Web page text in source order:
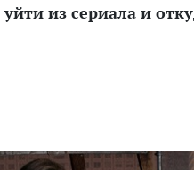
из сериала и